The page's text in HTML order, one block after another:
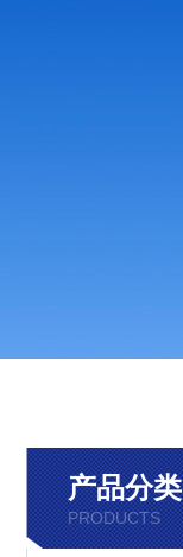
产品分类
PRODUCTS